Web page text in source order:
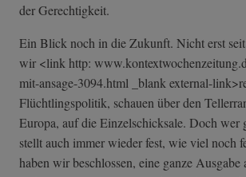
der Gerechtigkeit.
Ein Blick noch in die Zukunft. Nicht erst
wir <link http:
mit-ansage-3094.html _blank external-
Flüchtlingspolitik, schauen über den
Europa, auf die Einzelschicksale. Doch wer
stellt auch immer wieder fest, wie viel noch
haben wir beschlossen, eine ganze Ausgabe